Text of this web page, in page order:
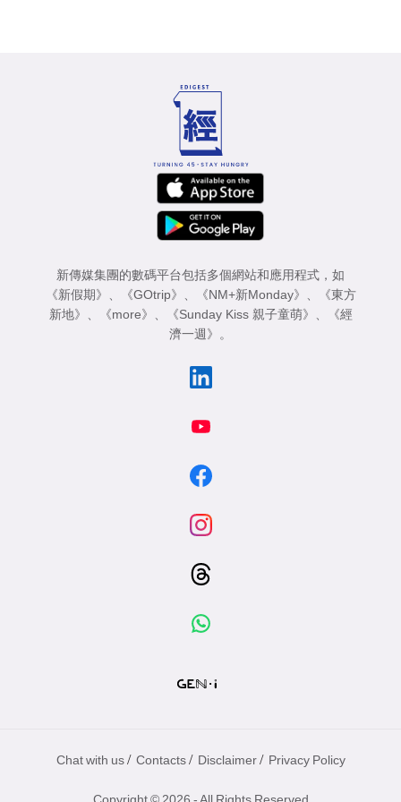
新傳媒集團的數碼平台包括多個網站和應用程式，如
《新假期》
《GOtrip》 《NM+新Monday》
《東方
新地》
《more》 《Sunday Kiss 親子童萌》
《經
濟一週》
。
Chat with us / Contacts / Disclaimer / Privacy Policy